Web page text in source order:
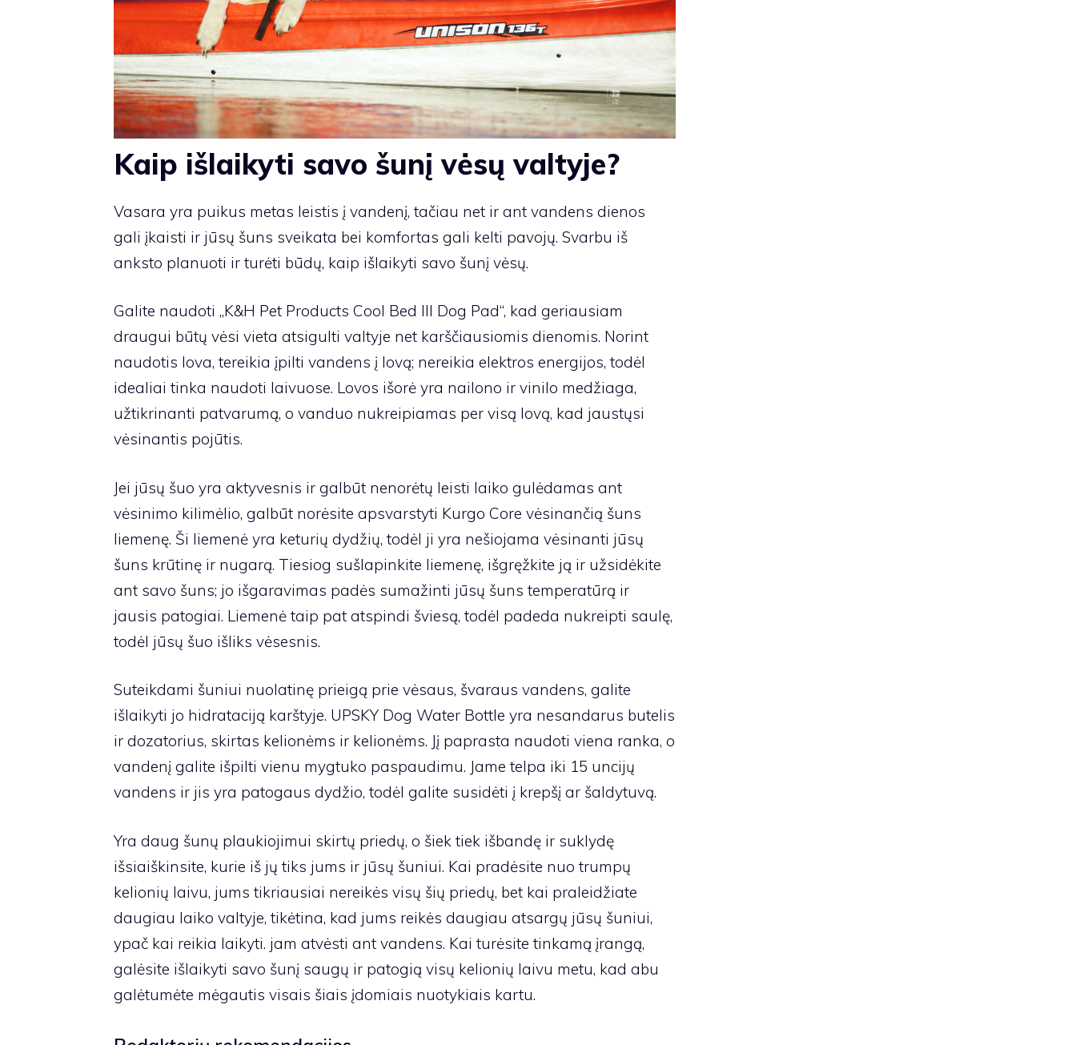
Kaip išlaikyti savo šunį vėsų valtyje?
Vasara yra puikus metas leistis į vandenį, tačiau net ir ant vandens dienos
gali įkaisti ir jūsų šuns sveikata bei komfortas gali kelti pavojų. Svarbu iš
anksto planuoti ir turėti būdų, kaip išlaikyti savo šunį vėsų.
Galite naudoti „K&H Pet Products Cool Bed III Dog Pad“, kad geriausiam
draugui būtų vėsi vieta atsigulti valtyje net karščiausiomis dienomis. Norint
naudotis lova, tereikia įpilti vandens į lovą; nereikia elektros energijos, todėl
idealiai tinka naudoti laivuose. Lovos išorė yra nailono ir vinilo medžiaga,
užtikrinanti patvarumą, o vanduo nukreipiamas per visą lovą, kad jaustųsi
vėsinantis pojūtis.
Jei jūsų šuo yra aktyvesnis ir galbūt nenorėtų leisti laiko gulėdamas ant
vėsinimo kilimėlio, galbūt norėsite apsvarstyti Kurgo Core vėsinančią šuns
liemenę. Ši liemenė yra keturių dydžių, todėl ji yra nešiojama vėsinanti jūsų
šuns krūtinę ir nugarą. Tiesiog sušlapinkite liemenę, išgręžkite ją ir užsidėkite
ant savo šuns; jo išgaravimas padės sumažinti jūsų šuns temperatūrą ir
jausis patogiai. Liemenė taip pat atspindi šviesą, todėl padeda nukreipti saulę,
todėl jūsų šuo išliks vėsesnis.
Suteikdami šuniui nuolatinę prieigą prie vėsaus, švaraus vandens, galite
išlaikyti jo hidrataciją karštyje. UPSKY Dog Water Bottle yra nesandarus butelis
ir dozatorius, skirtas kelionėms ir kelionėms. Jį paprasta naudoti viena ranka, o
vandenį galite išpilti vienu mygtuko paspaudimu. Jame telpa iki 15 uncijų
vandens ir jis yra patogaus dydžio, todėl galite susidėti į krepšį ar šaldytuvą.
Yra daug šunų plaukiojimui skirtų priedų, o šiek tiek išbandę ir suklydę
išsiaiškinsite, kurie iš jų tiks jums ir jūsų šuniui. Kai pradėsite nuo trumpų
kelionių laivu, jums tikriausiai nereikės visų šių priedų, bet kai praleidžiate
daugiau laiko valtyje, tikėtina, kad jums reikės daugiau atsargų jūsų šuniui,
ypač kai reikia laikyti. jam atvėsti ant vandens. Kai turėsite tinkamą įrangą,
galėsite išlaikyti savo šunį saugų ir patogią visų kelionių laivu metu, kad abu
galėtumėte mėgautis visais šiais įdomiais nuotykiais kartu.